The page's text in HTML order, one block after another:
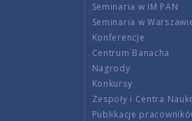
Seminaria w IM PAN
Seminaria w
Konferencje
Centrum Banacha
Nagrody
Konkursy
Zespoły i Centra
Publikacje